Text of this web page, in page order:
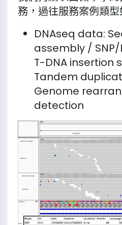
務，過往服務案例類型
DNAseq data:
assembly /
T-DNA insertion
Tandem
Genome
detection